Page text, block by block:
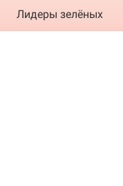
Лидеры зелёных